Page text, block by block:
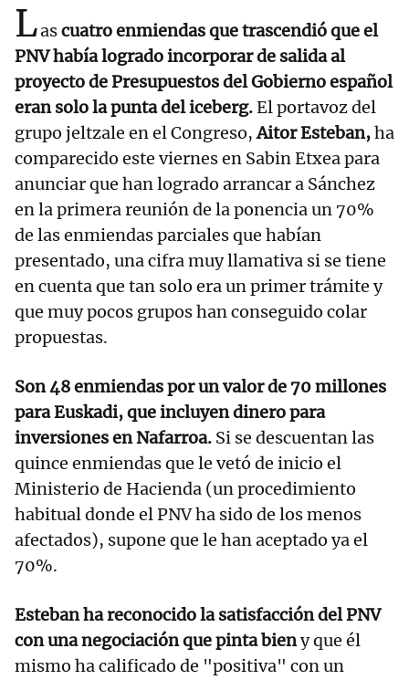
Lascuatro enmiendas que trascendió que el
PNV había logrado incorporar de salida al
proyecto de Presupuestos del Gobierno español
eran solo la punta del iceberg.El portavoz del
grupo jeltzale en el Congreso,Aitor Esteban,ha
comparecido este viernes en Sabin Etxea para
anunciar que han logrado arrancar a Sánchez
en la primera reunión de la ponencia un 70%
de las enmiendas parciales que habían
presentado, una cifra muy llamativa si se tiene
en cuenta que tan solo era un primer trámite y
que muy pocos grupos han conseguido colar
propuestas.
Son 48 enmiendas por un valor de 70 millones
para Euskadi, que incluyen dinero para
inversiones en Nafarroa. Si se descuentan las
quince enmiendas que le vetó de inicio el
Ministerio de Hacienda (un procedimiento
habitual donde el PNV ha sido de los menos
afectados), supone que le han aceptado ya el
70%.
Esteban ha reconocido la satisfacción del PNV
con una negociación que pinta bieny que él
mismo ha calificado de "positiva" con un